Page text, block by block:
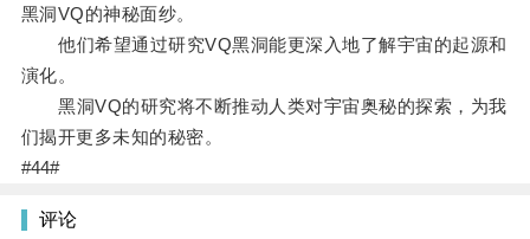
黑洞VQ的神秘面纱。
他们希望通过研究VQ黑洞能更深入地了解宇宙的起源和
演化。
黑洞VQ的研究将不断推动人类对宇宙奥秘的探索，为我
们揭开更多未知的秘密。
#44#
评论